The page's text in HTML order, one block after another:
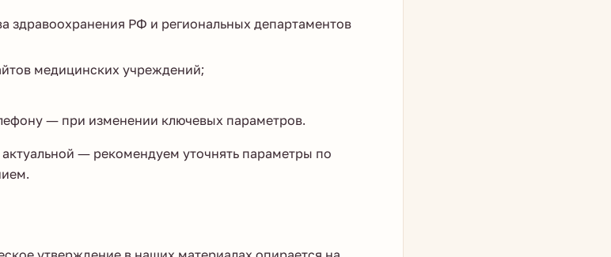
здравоохранения РФ и региональных департаментов
медицинских учреждений;
— при изменении ключевых параметров.
— рекомендуем уточнять параметры по